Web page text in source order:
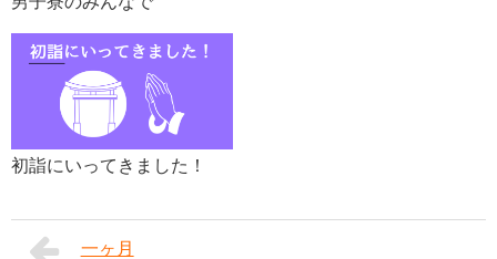
初詣にいってきました！
一ヶ月